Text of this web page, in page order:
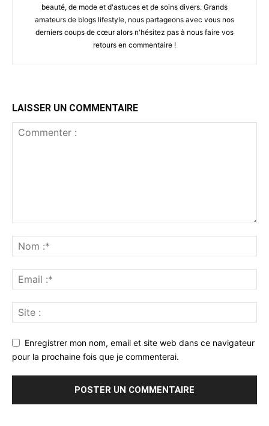
beauté, de mode et d'astuces et de soins divers. Grands
amateurs de blogs lifestyle, nous partageons avec vous nos
derniers coups de cœur alors n'hésitez pas à nous faire vos
retours en commentaire !
LAISSER UN COMMENTAIRE
Enregistrer mon nom, email et site web dans ce navigateur
pour la prochaine fois que je commenterai.